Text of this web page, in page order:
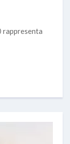
rappresenta